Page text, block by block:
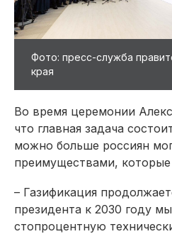
Фото: пресс-служба
края
Во время церемонии
что главная задача
можно больше россиян
преимуществами,
– Газификация
президента к 2030 году
стопроцентную